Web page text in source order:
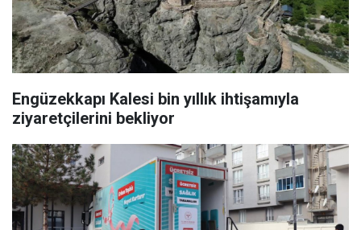
Engüzekkapı Kalesi bin yıllık ihtişamıyla
ziyaretçilerini bekliyor